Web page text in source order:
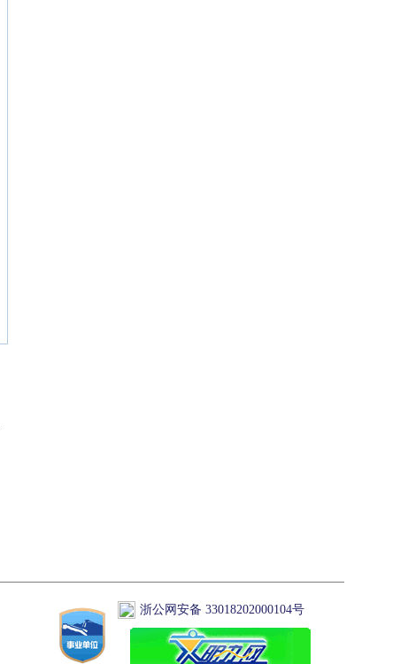
浙公网安备 33018202000104号